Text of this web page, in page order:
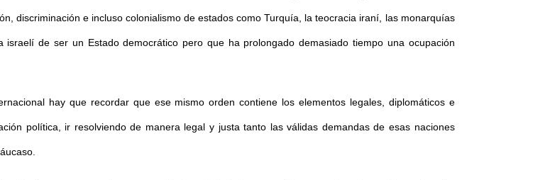
discriminación e incluso colonialismo de estados como Turquía, la teocracia iraní, las monarquías
de ser un Estado democrático pero que ha prolongado demasiado tiempo una ocupación
hay que recordar que ese mismo orden contiene los elementos legales, diplomáticos e
política, ir resolviendo de manera legal y justa tanto las válidas demandas de esas naciones